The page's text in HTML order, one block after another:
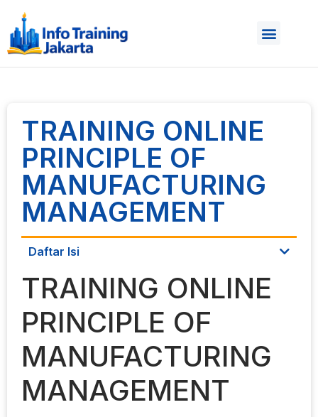
TRAINING ONLINE
PRINCIPLE OF
MANUFACTURING
MANAGEMENT
Daftar Isi
TRAINING ONLINE
PRINCIPLE OF
MANUFACTURING
MANAGEMENT